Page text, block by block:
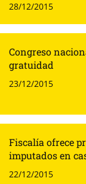
28/12/2015
Congreso
gratuidad
23/12/2015
Fiscalía ofrece
imputados en
22/12/2015